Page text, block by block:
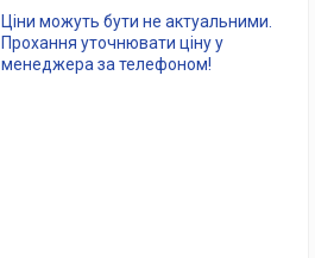
Ціни можуть бути не актуальними.
Прохання уточнювати ціну у
менеджера за телефоном!